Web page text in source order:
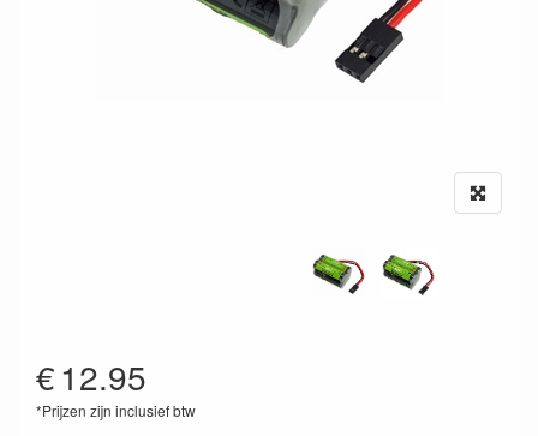
€12.95
*Prijzen zijn inclusief btw